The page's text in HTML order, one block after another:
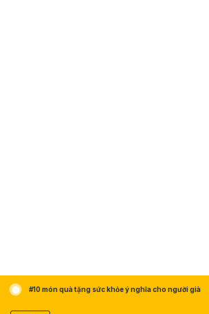
#10 món quà tặng sức khỏe ý nghĩa cho người già